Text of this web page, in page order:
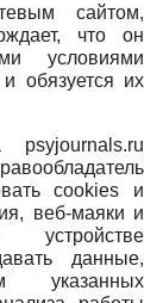
сайтом,
что он
условиями
обязуется их
cookies и
веб-маяки и
данные,
указанных